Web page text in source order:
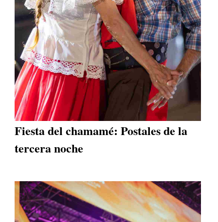
Fiesta del chamamé: Postales de la
tercera noche